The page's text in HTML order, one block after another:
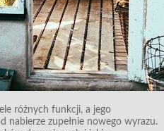
różnych funkcji, a jego
nabierze zupełnie nowego wyrazu.